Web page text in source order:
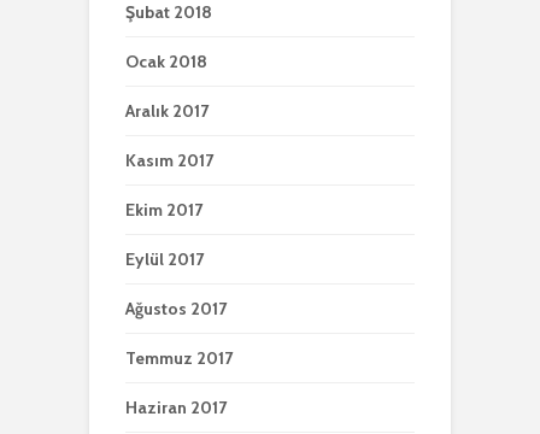
Şubat 2018
Ocak 2018
Aralık 2017
Kasım 2017
Ekim 2017
Eylül 2017
Ağustos 2017
Temmuz 2017
Haziran 2017